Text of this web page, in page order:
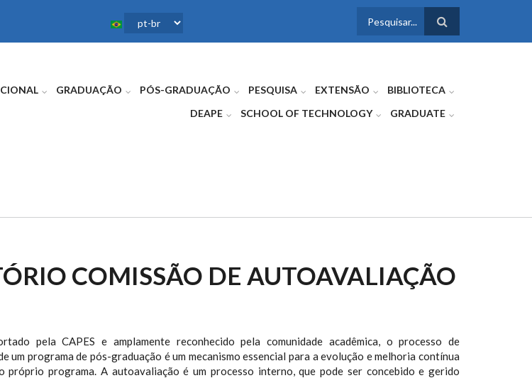
FORMULÁRIO
GRADUAÇÃO PÓS-GRADUAÇÃO PESQUISA EXTENSÃO
BIBLIOTECA
DEAPE
SCHOOL OF TECHNOLOGY GRADUATE
COMISSÃO DE AUTOAVALIAÇÃO
pela CAPES e amplamente reconhecido pela comunidade acadêmica, o processo de
um programa de pós-graduação é um mecanismo essencial para a evolução e melhoria contínua
próprio programa. A autoavaliação é um processo interno, que pode ser concebido e gerido